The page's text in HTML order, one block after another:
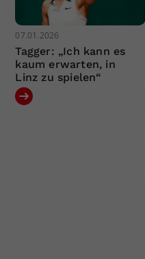
07.01.2026
Tagger: „Ich kann es
kaum erwarten, in
Linz zu spielen“